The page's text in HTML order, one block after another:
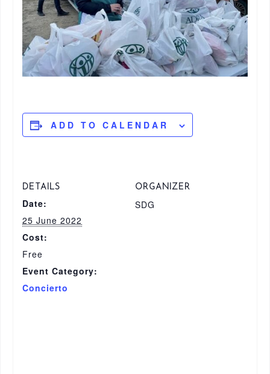
ADD TO CALENDAR
DETAILS
Date:
25 June 2022
Cost:
Free
Event Category:
Concierto
ORGANIZER
SDG